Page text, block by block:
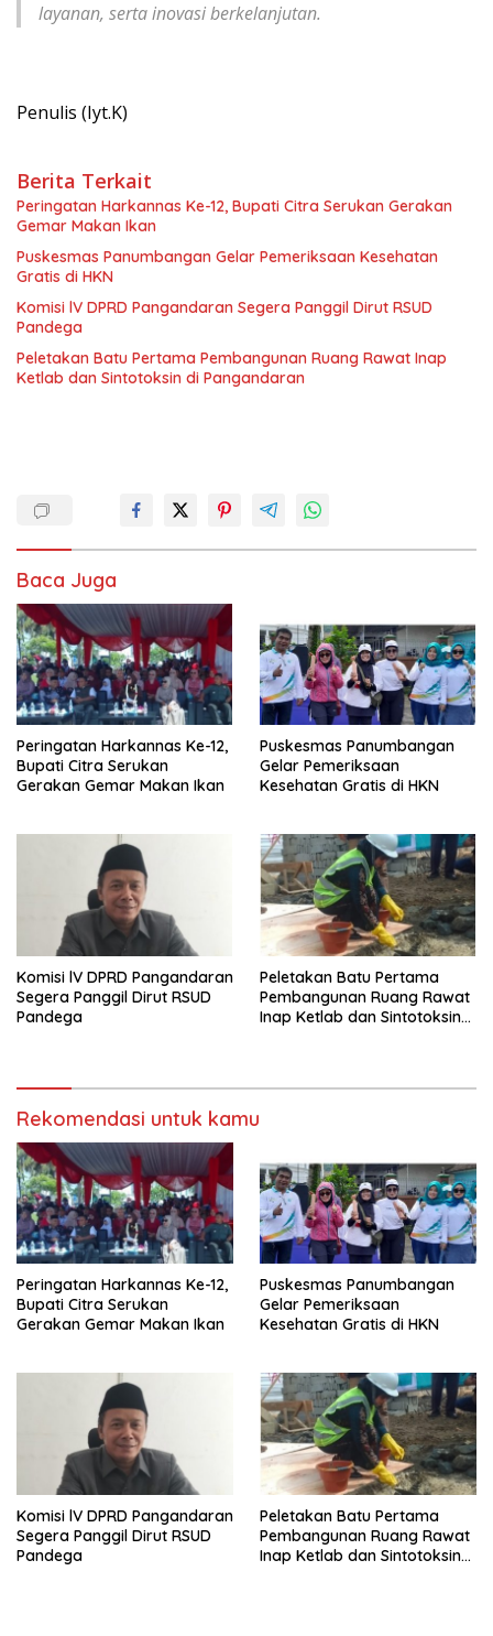
layanan, serta inovasi berkelanjutan.
Penulis (Iyt.K)
Berita Terkait
Peringatan Harkannas Ke-12, Bupati Citra Serukan Gerakan
Gemar Makan Ikan
Puskesmas Panumbangan Gelar Pemeriksaan Kesehatan
Gratis di HKN
Komisi lV DPRD Pangandaran Segera Panggil Dirut RSUD
Pandega
Peletakan Batu Pertama Pembangunan Ruang Rawat Inap
Ketlab dan Sintotoksin di Pangandaran
Baca Juga
Peringatan Harkannas Ke-12,
Bupati Citra Serukan
Gerakan Gemar Makan Ikan
Puskesmas Panumbangan
Gelar Pemeriksaan
Kesehatan Gratis di HKN
Komisi lV DPRD Pangandaran
Segera Panggil Dirut RSUD
Pandega
Peletakan Batu Pertama
Pembangunan Ruang Rawat
Inap Ketlab dan Sintotoksin
Rekomendasi untuk kamu
Peringatan Harkannas Ke-12,
Bupati Citra Serukan
Gerakan Gemar Makan Ikan
Puskesmas Panumbangan
Gelar Pemeriksaan
Kesehatan Gratis di HKN
Komisi lV DPRD Pangandaran
Segera Panggil Dirut RSUD
Pandega
Peletakan Batu Pertama
Pembangunan Ruang Rawat
Inap Ketlab dan Sintotoksin